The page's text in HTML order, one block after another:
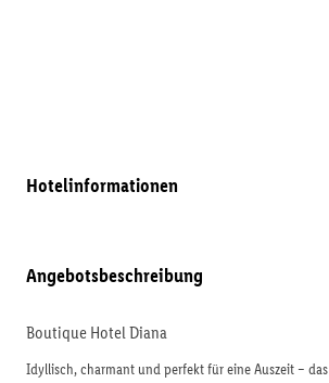
Hotelinformationen
Angebotsbeschreibung
Boutique Hotel Diana
Idyllisch, charmant und perfekt für eine Auszeit – das